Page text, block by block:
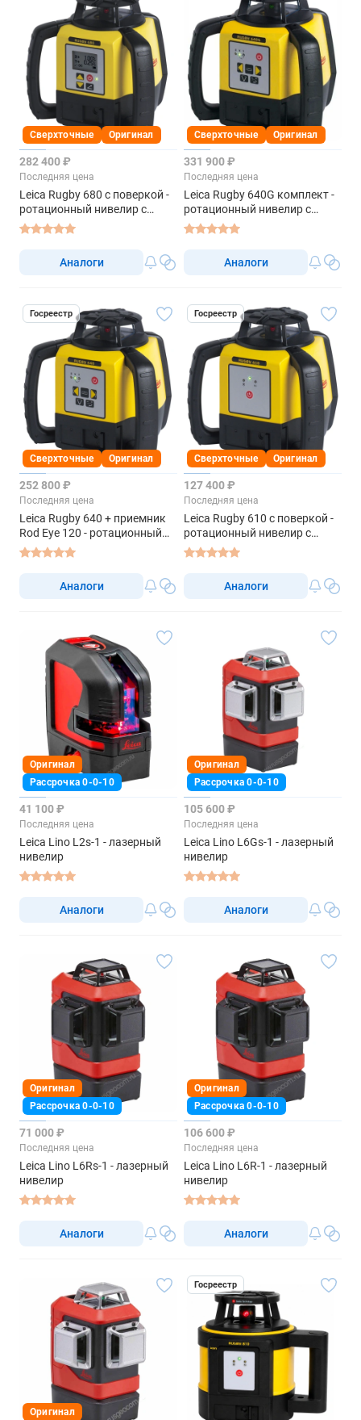
Сверхточные Оригинал
282 400 ₽
Последняя цена
Leica Rugby 680 с поверкой -
ротационный нивелир с
красным лучом
Аналоги
Сверхточные Оригинал
331 900 ₽
Последняя цена
Leica Rugby 640G комплект -
ротационный нивелир с
зелёным лучом
Аналоги
Госреестр
Сверхточные Оригинал
252 800 ₽
Последняя цена
Leica Rugby 640 + приемник
Rod Eye 120 - ротационный
нивелир с красным лучом
Аналоги
Госреестр
Сверхточные Оригинал
127 400 ₽
Последняя цена
Leica Rugby 610 с поверкой -
ротационный нивелир с
красным лучом
Аналоги
Оригинал
Рассрочка 0-0-10
41 100 ₽
Последняя цена
Leica Lino L2s-1 - лазерный
нивелир
Аналоги
Оригинал
Рассрочка 0-0-10
105 600 ₽
Последняя цена
Leica Lino L6Gs-1 - лазерный
нивелир
Аналоги
Оригинал
Рассрочка 0-0-10
71 000 ₽
Последняя цена
Leica Lino L6Rs-1 - лазерный
нивелир
Аналоги
Оригинал
Рассрочка 0-0-10
106 600 ₽
Последняя цена
Leica Lino L6R-1 - лазерный
нивелир
Аналоги
Оригинал
Госреестр